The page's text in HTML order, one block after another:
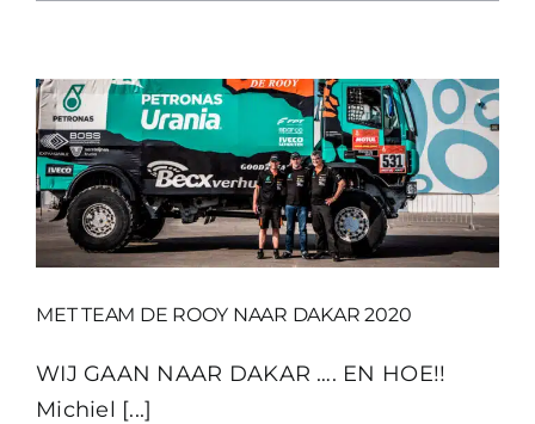
MET TEAM DE ROOY NAAR DAKAR 2020
WIJ GAAN NAAR DAKAR …. EN HOE!!
Michiel [...]